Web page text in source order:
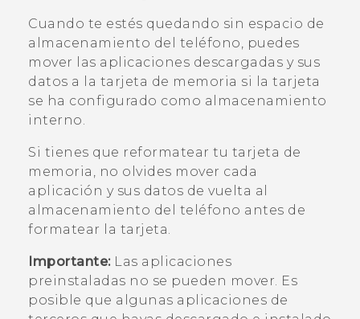
AYUDA
Dispositivos y accesorios HTC
Iniciar sesión
Cuando te estés quedando sin espacio de
almacenamiento del teléfono, puedes
mover las aplicaciones descargadas y sus
datos a la tarjeta de memoria si la tarjeta
se ha configurado como almacenamiento
interno.
Si tienes que reformatear tu tarjeta de
memoria, no olvides mover cada
aplicación y sus datos de vuelta al
almacenamiento del teléfono antes de
formatear la tarjeta.
Importante:Las aplicaciones
preinstaladas no se pueden mover. Es
posible que algunas aplicaciones de